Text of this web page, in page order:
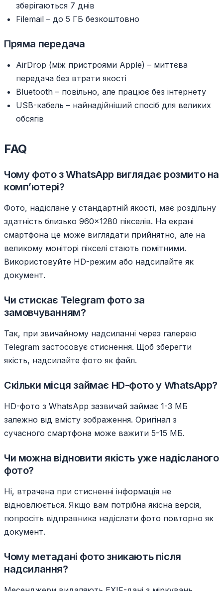
зберігаються 7 днів
Filemail – до 5 ГБ безкоштовно
Пряма передача
AirDrop (між пристроями Apple) – миттєва
передача без втрати якості
Bluetooth – повільно, але працює без інтернету
USB-кабель – найнадійніший спосіб для великих
обсягів
FAQ
Чому фото з WhatsApp виглядає розмито на
комп’ютері?
Фото, надіслане у стандартній якості, має роздільну
здатність близько 960×1280 пікселів. На екрані
смартфона це може виглядати прийнятно, але на
великому моніторі пікселі стають помітними.
Використовуйте HD-режим або надсилайте як
документ.
Чи стискає Telegram фото за
замовчуванням?
Так, при звичайному надсиланні через галерею
Telegram застосовує стиснення. Щоб зберегти
якість, надсилайте фото як файл.
Скільки місця займає HD-фото у WhatsApp?
HD-фото з WhatsApp зазвичай займає 1-3 МБ
залежно від вмісту зображення. Оригінал з
сучасного смартфона може важити 5-15 МБ.
Чи можна відновити якість уже надісланого
фото?
Ні, втрачена при стисненні інформація не
відновлюється. Якщо вам потрібна якісна версія,
попросіть відправника надіслати фото повторно як
документ.
Чому метадані фото зникають після
надсилання?